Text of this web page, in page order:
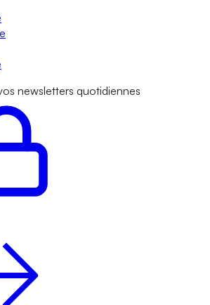
newsletters quotidiennes